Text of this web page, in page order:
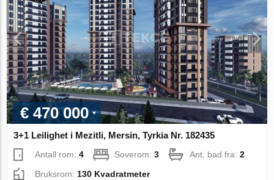
€ 470 000
3+1 Leilighet i Mezitli, Mersin, Tyrkia Nr. 182435
Antall rom:4 Soverom:3 Ant. bad fra:2
Bruksrom:130 Kvadratmeter